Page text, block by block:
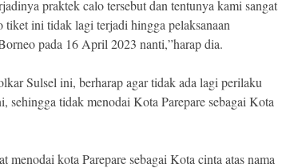
praktek calo tersebut dan tentunya kami sangat
tiket ini tidak lagi terjadi hingga pelaksanaan
pada 16 April 2023 nanti,”harap dia.
Sulsel ini, berharap agar tidak ada lagi perilaku
sehingga tidak menodai Kota Parepare sebagai Kota
menodai kota Parepare sebagai Kota cinta atas nama